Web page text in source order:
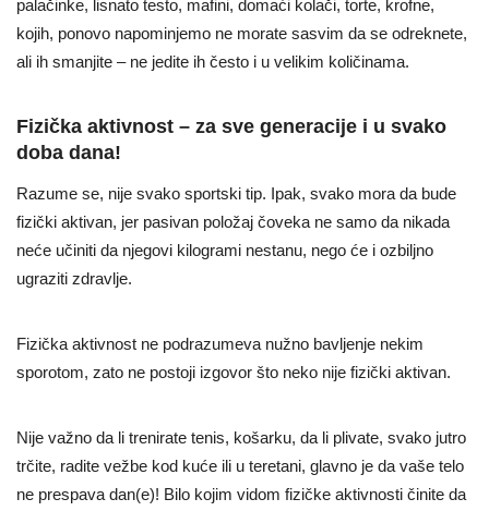
palačinke, lisnato testo, mafini, domaći kolači, torte, krofne,
kojih, ponovo napominjemo ne morate sasvim da se odreknete,
ali ih smanjite – ne jedite ih često i u velikim količinama.
Fizička aktivnost – za sve generacije i u svako
doba dana!
Razume se, nije svako sportski tip. Ipak, svako mora da bude
fizički aktivan, jer pasivan položaj čoveka ne samo da nikada
neće učiniti da njegovi kilogrami nestanu, nego će i ozbiljno
ugraziti zdravlje.
Fizička aktivnost ne podrazumeva nužno bavljenje nekim
sporotom, zato ne postoji izgovor što neko nije fizički aktivan.
Nije važno da li trenirate tenis, košarku, da li plivate, svako jutro
trčite, radite vežbe kod kuće ili u teretani, glavno je da vaše telo
ne prespava dan(e)! Bilo kojim vidom fizičke aktivnosti činite da